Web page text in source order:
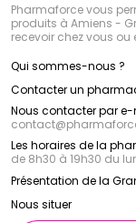
Pharmaforce vous
produits à Amiens -
recevoir chez vous ou
Qui sommes-nous ?
Contacter un
Nous contacter par e-
contact@
Les horaires de la
de 8h30 à 19h30 du
Présentation de la
Nous situer